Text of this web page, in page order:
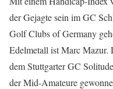
der Gejagte sein im GC
Golf Clubs of Germany
Edelmetall ist Marc Mazur.
dem Stuttgarter GC
der Mid-Amateure